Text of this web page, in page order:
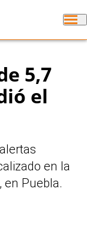
5,7
el
en la
en Puebla.